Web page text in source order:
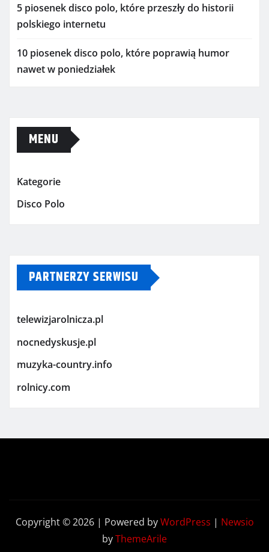
5 piosenek disco polo, które przeszły do historii
polskiego internetu
10 piosenek disco polo, które poprawią humor
nawet w poniedziałek
MENU
Kategorie
Disco Polo
PARTNERZY SERWISU
telewizjarolnicza.pl
nocnedyskusje.pl
muzyka-country.info
rolnicy.com
Copyright © 2026 | Powered byWordPress | Newsio
byThemeArile